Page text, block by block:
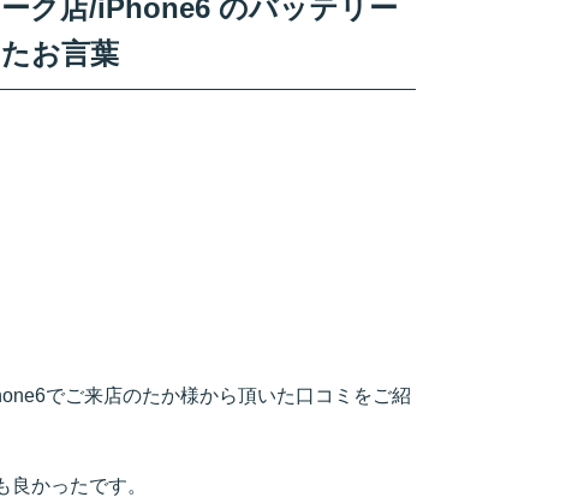
ク店/iPhone6 のバッテリー
お言葉
でご来店のたか様から頂いた口コミをご紹
かったです。